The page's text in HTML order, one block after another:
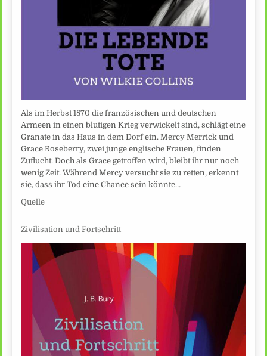
Als im Herbst 1870 die französischen und deutschen
Armeen in einen blutigen Krieg verwickelt sind, schlägt eine
Granate in das Haus in dem Dorf ein. Mercy Merrick und
Grace Roseberry, zwei junge englische Frauen, finden
Zuflucht. Doch als Grace getroffen wird, bleibt ihr nur noch
wenig Zeit. Während Mercy versucht sie zu retten, erkennt
sie, dass ihr Tod eine Chance sein könnte…
Quelle
Zivilisation und Fortschritt